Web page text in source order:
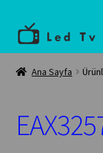
Dolaşıma
geç
İçeriğe
geç
Anasayfa
Ana Sayfa